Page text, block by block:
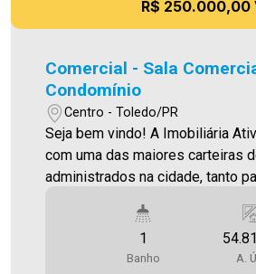
R$ 250.000,00
Comercial - Sala
Condomínio
Centro - Toledo/PR
Seja bem vindo! A Imobiliária Ativa conta hoje
com uma das maiores carteiras
administrados na cidade, tanto
01 Ar condicionado O edifício
1
Banho A.